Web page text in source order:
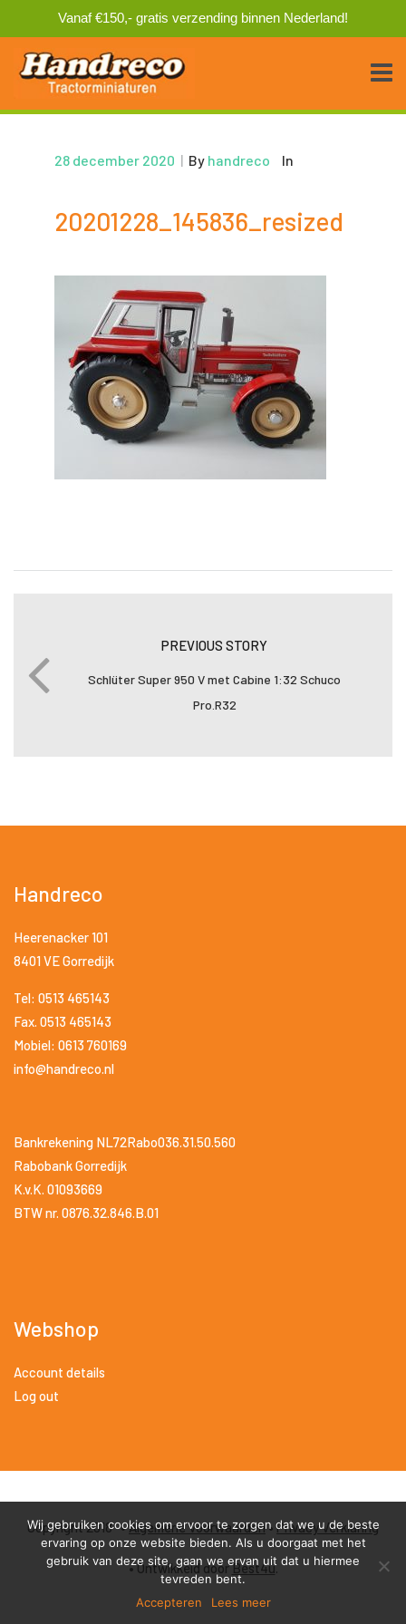
Vanaf €150,- gratis verzending binnen Nederland!
28 december 2020 | By handreco In
20201228_145836_resized
PREVIOUS STORY
Schlüter Super 950 V met Cabine 1:32 Schuco
Pro.R32
Handreco
Heerenacker 101
8401 VE Gorredijk
Tel: 0513 465143
Fax. 0513 465143
Mobiel: 0613 760169
info@handreco.nl
Bankrekening NL72Rabo036.31.50.560
Rabobank Gorredijk
K.v.K. 01093669
BTW nr. 0876.32.846.B.01
Webshop
Account details
Log out
Copyright 2018 •Algemene Voorwaarden•Privacy Verklaring
• Ontwikkeld doorBest4u.
Wij gebruiken cookies om ervoor te zorgen dat we u de beste
ervaring op onze website bieden. Als u doorgaat met het
gebruik van deze site, gaan we ervan uit dat u hiermee
tevreden bent.
Accepteren
Lees meer